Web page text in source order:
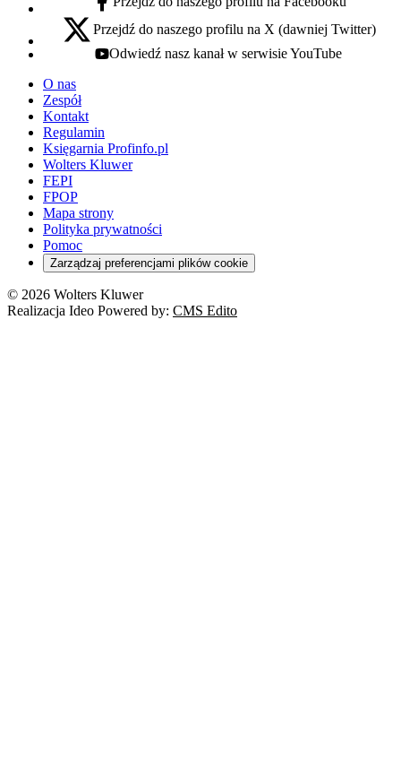
facebook - otwiera się w nowej karcie
x - otwiera się w nowej karcie
Przejdź do naszego profilu na X (dawniej Twitter)
youtube - otwiera się w nowej karcie
Odwiedź nasz kanał w serwisie YouTube
O nas
Zespół
Kontakt
Regulamin
Księgarnia Profinfo.pl
Wolters Kluwer
FEPI
FPOP
Mapa strony
Polityka prywatności
Pomoc
Zarządzaj preferencjami plików cookie
© 2026 Wolters Kluwer
Realizacja Ideo Powered by: CMS Edito